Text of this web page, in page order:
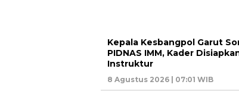
Kepala Kesbangpol Garut
PIDNAS IMM, Kader
Instruktur
8 Agustus 2026 | 07:01 WIB